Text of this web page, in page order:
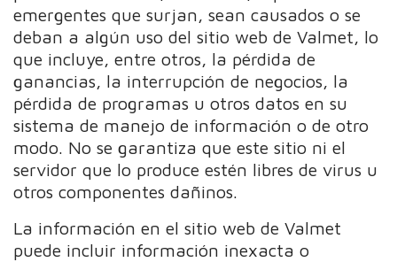
emergentes que surjan, sean causados o se
deban a algún uso del sitio web de Valmet, lo
que incluye, entre otros, la pérdida de
ganancias, la interrupción de negocios, la
pérdida de programas u otros datos en su
sistema de manejo de información o de otro
modo. No se garantiza que este sitio ni el
servidor que lo produce estén libres de virus u
otros componentes dañinos.
La información en el sitio web de Valmet
puede incluir información inexacta o